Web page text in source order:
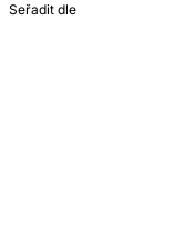
Seřadit dle